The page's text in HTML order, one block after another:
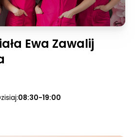
Ewa Zawalij
08:30-19:00